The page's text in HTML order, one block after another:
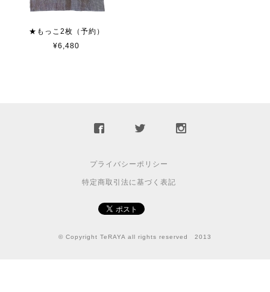
★もっこ2枚（予約）
¥6,480
プライバシーポリシー
特定商取引法に基づく表記
© Copyright TeRAYA all rights reserved 2013